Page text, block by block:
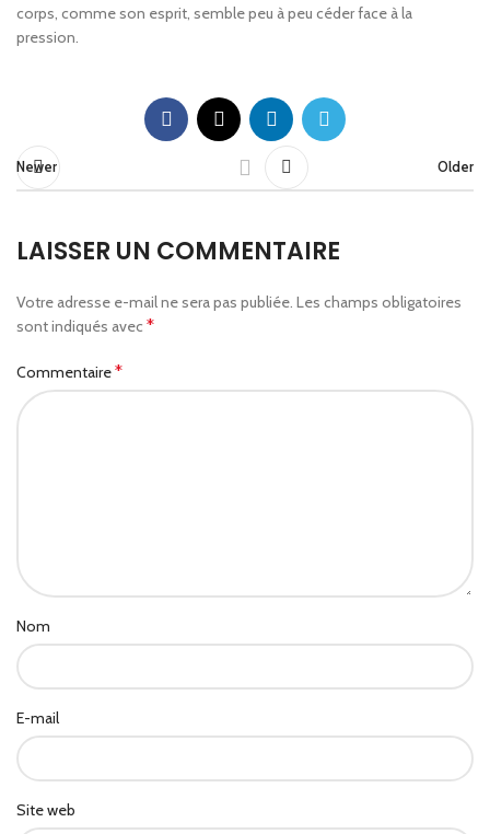
corps, comme son esprit, semble peu à peu céder face à la
pression.
Newer Older
LAISSER UN COMMENTAIRE
Votre adresse e-mail ne sera pas publiée. Les champs obligatoires
sont indiqués avec *
Commentaire*
Nom
E-mail
Site web